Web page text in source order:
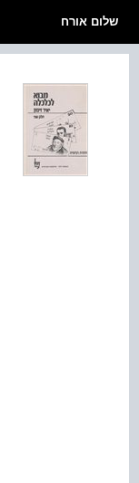
שלום אורח